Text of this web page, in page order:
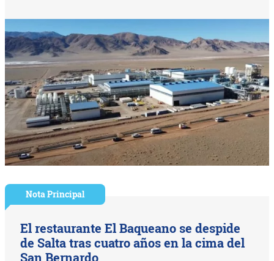
Nota Principal
El restaurante El Baqueano se despide
de Salta tras cuatro años en la cima del
San Bernardo